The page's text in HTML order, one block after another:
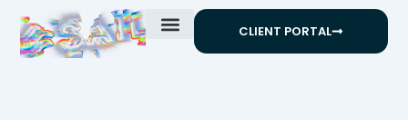
content
CLIENT PORTAL